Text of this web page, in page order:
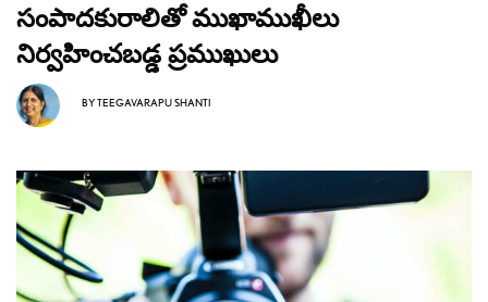
సంపాదకురాలితో ముఖాముఖీలు
నిర్వహించబడ్డ ప్రముఖులు
BYTEEGAVARAPU SHANTI